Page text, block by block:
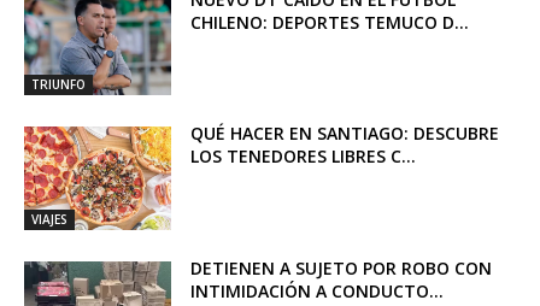
TRIUNFO
CHILENO: DEPORTES TEMUCO D...
VIAJES
QUÉ HACER EN SANTIAGO: DESCUBRE
LOS TENEDORES LIBRES C...
DETIENEN A SUJETO POR ROBO CON
INTIMIDACIÓN A CONDUCTO...